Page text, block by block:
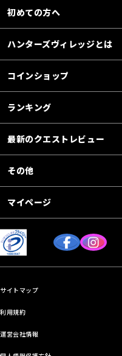
初めての方へ
ハンターズヴィレッジとは
コインショップ
ランキング
最新のクエストレビュー
その他
マイページ
サイトマップ
利用規約
運営会社情報